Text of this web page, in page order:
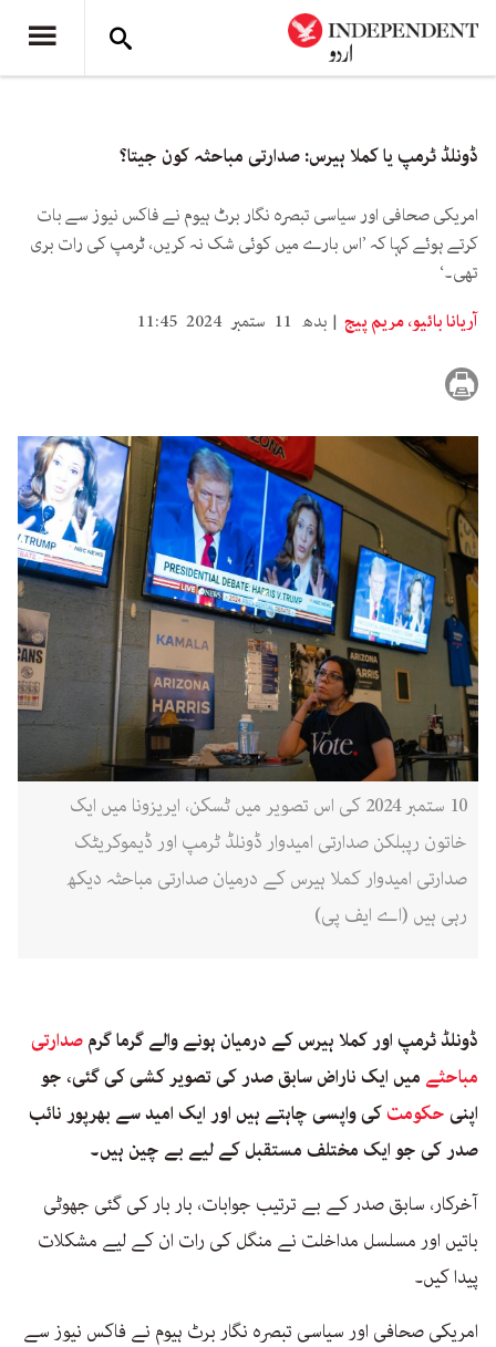
ڈونلڈ ٹرمپ یا کملا ہیرس: صدارتی مباحثہ کون جیتا؟
امریکی صحافی اور سیاسی تبصرہ نگار برٹ ہیوم نے فاکس نیوز سے بات
کرتے ہوئے کہا کہ ’اس بارے میں کوئی شک نہ کریں، ٹرمپ کی رات بری
تھی۔‘
آریانا بائیو، مریم پیج
بدھ 11 ستمبر 2024 11:45
10 ستمبر 2024 کی اس تصویر میں ٹسکن، ایریزونا میں ایک
خاتون رپبلکن صدارتی امیدوار ڈونلڈ ٹرمپ اور ڈیموکریٹک
صدارتی امیدوار کملا ہیرس کے درمیان صدارتی مباحثہ دیکھ
رہی ہیں (اے ایف پی)
ڈونلڈ ٹرمپ اور کملا ہیرس کے درمیان ہونے والے گرما گرمصدارتی
مباحثے میں ایک ناراض سابق صدر کی تصویر کشی کی گئی، جو
اپنیحکومتکی واپسی چاہتے ہیں اور ایک امید سے بھرپور نائب
صدر کی جو ایک مختلف مستقبل کے لیے بے چین ہیں۔
آخرکار، سابق صدر کے بے ترتیب جوابات، بار بار کی گئی جھوٹی
باتیں اور مسلسل مداخلت نے منگل کی رات ان کے لیے مشکلات
پیدا کیں۔
امریکی صحافی اور سیاسی تبصرہ نگار برٹ ہیوم نے فاکس نیوز سے